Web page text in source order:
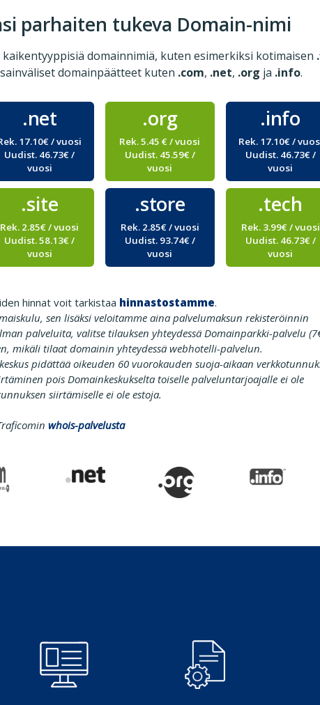
parhaiten tukeva Domain-nimi
domainnimiä, kuten esimerkiksi kotimaisen
domainpäätteet kuten .com, .net, .org ja .info.
.net
17.10€ / vuosi
Uudist. 46.73€ /
vuosi
.org
Rek. 5.45 € / vuosi
Uudist. 45.59€ /
vuosi
.info
Rek. 17.10€ /
Uudist. 46.73€ /
vuosi
.site
Rek. 2.85€ / vuosi
Uudist. 58.13€ /
vuosi
.store
Rek. 2.85€ / vuosi
Uudist. 93.74€ /
vuosi
.tech
Rek. 3.99€ / vuosi
Uudist. 46.73€ /
vuosi
hinnat voit tarkistaa hinnastostamme.
sen lisäksi veloitamme aina palvelumaksun rekisteröinnin
palveluita, valitse tilauksen yhteydessä Domainparkki-palvelu
mikäli tilaat domainin yhteydessä webhotelli-palvelun.
pidättää oikeuden 60 vuorokauden suoja-aikaan
pois Domainkeskukselta toiselle palveluntarjoajalle ei ole
siirtämiselle ei ole estoja.
whois-palvelusta